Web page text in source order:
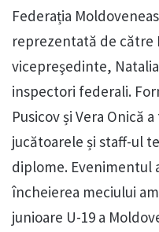
Federația
reprezentată de către
vicepreşedinte,
inspectori federali.
Pusicov și Vera Onică
jucătoarele și staff-ul
diplome. Evenimentul
încheierea meciului
junioare U-19 a